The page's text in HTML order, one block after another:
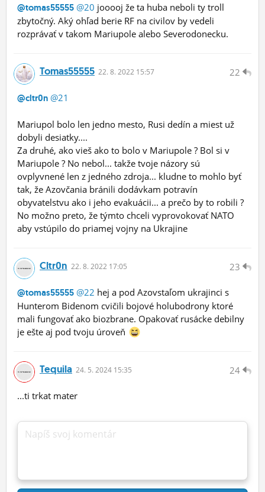
@tomas55555 @20 jooooj že ta huba neboli ty troll
zbytočný. Aký ohľad berie RF na civilov by vedeli
rozprávať v takom Mariupole alebo Severodonecku.
22
Tomas55555 22. 8. 2022 15:57
@cltr0n @21
Mariupol bolo len jedno mesto, Rusi dedín a miest už
dobyli desiatky....
Za druhé, ako vieš ako to bolo v Mariupole ? Bol si v
Mariupole ? No nebol... takže tvoje názory sú
ovplyvnené len z jedného zdroja... kludne to mohlo byť
tak, že Azovčania bránili dodávkam potravín
obyvatelstvu ako i jeho evakuácii... a prečo by to robili ?
No možno preto, že týmto chceli vyprovokovať NATO
aby vstúpilo do priamej vojny na Ukrajine
23
Cltr0n 22. 8. 2022 17:05
@tomas55555 @22 hej a pod Azovstaľom ukrajinci s
Hunterom Bidenom cvičili bojové holubodrony ktoré
mali fungovať ako biozbrane. Opakovať rusácke debilny
je ešte aj pod tvoju úroveň
24
Tequila 24. 5. 2024 15:35
...ti trkat mater
Napíš svoj komentár